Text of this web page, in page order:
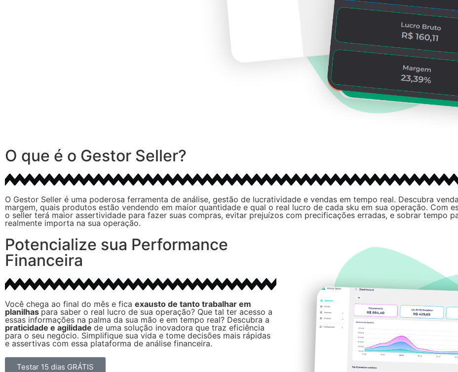
O que é o Gestor Seller?
O Gestor Seller é uma poderosa ferramenta de análise, gestão de lucratividade e vendas em tempo real. Descubra
margem, quais produtos estão vendendo em maior quantidade e qual o real lucro de cada sku em sua operação. Com
o seller terá maior assertividade para fazer suas compras, evitar prejuízos com precificações erradas, e sobrar tempo
realmente importa na sua operação.
Potencialize sua Performance
Financeira
Você chega ao final do mês e fica exausto de tanto trabalhar em
planilhaspara saber o real lucro de sua operação? Que tal ter acesso a
essas informações na palma da sua mão e em tempo real? Descubra a
praticidade e agilidade de uma solução inovadora que traz eficiência
para o seu negócio. Simplifique sua vida e tome decisões mais rápidas
e assertivas com essa plataforma de análise financeira.
Testar 15 dias GRÁTIS